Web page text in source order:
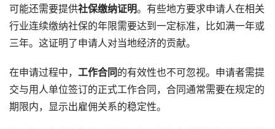
可能还需要提供社保缴纳证明。有些地方要求申请人在相关
行业连续缴纳社保的年限需要达到一定标准，比如满一年或
三年。这证明了申请人对当地经济的贡献。
在申请过程中， 工作合同的有效性也不可忽视。申请者需提
交与用人单位签订的正式工作合同，合同通常需要在规定的
期限内，显示出雇佣关系的稳定性。